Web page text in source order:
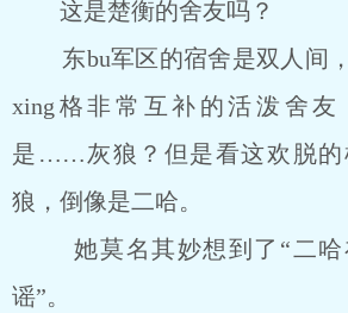
这是楚衡的舍友吗？
东bu军区的宿舍是双人间，
xing格非常互补的活泼舍友
是……灰狼？但是看这欢脱的
狼，倒像是二哈。
她莫名其妙想到了“二哈
谣”。